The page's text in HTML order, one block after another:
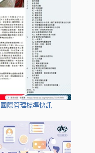
國際管理標準快訊